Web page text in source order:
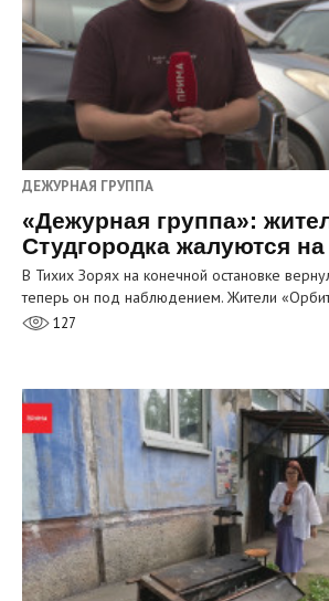
ДЕЖУРНАЯ ГРУППА
«Дежурная группа»:
Студгородка жалуются
В Тихих Зорях на конечной остановке
теперь он под наблюдением. Жители
127